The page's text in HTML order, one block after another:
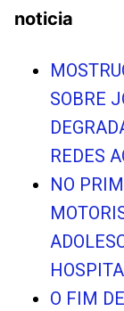
noticia
SOBRE
REDES
NO
O FIM